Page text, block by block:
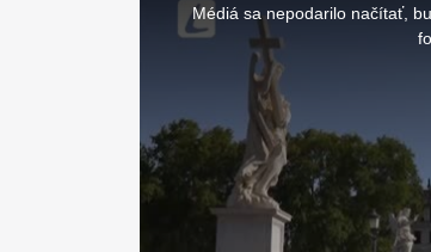
Médiá sa nepodarilo načítať,